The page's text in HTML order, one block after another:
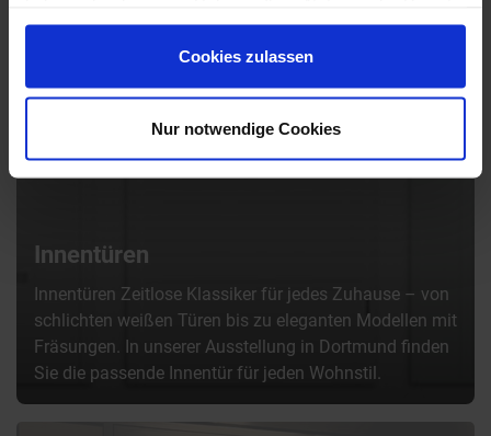
gesammelt haben.
Cookies zulassen
Nur notwendige Cookies
Innentüren
Innentüren Zeitlose Klassiker für jedes Zuhause – von
schlichten weißen Türen bis zu eleganten Modellen mit
Fräsungen. In unserer Ausstellung in Dortmund finden
Sie die passende Innentür für jeden Wohnstil.